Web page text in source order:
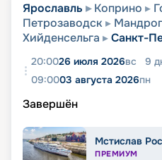
Ярославль Коприно
Петрозаводск
Хийденсельга
Санкт-
20:0026 июля 2026вс 9
09:0003 августа 2026пн
Завершён
Мстислав
ПРЕМИУМ